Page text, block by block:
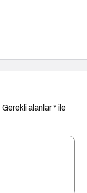
Gerekli alanlar* ile